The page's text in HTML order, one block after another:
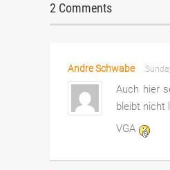
2 Comments
Andre Schwabe
Auch hier
bleibt nicht
VGA